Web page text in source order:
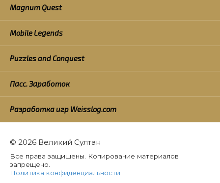
Magnum Quest
Mobile Legends
Puzzles and Conquest
Пасс. Заработок
Разработка игр Weisslog.com
© 2026 Великий Султан
Все права защищены. Копирование материалов
запрещено.
Политика конфиденциальности